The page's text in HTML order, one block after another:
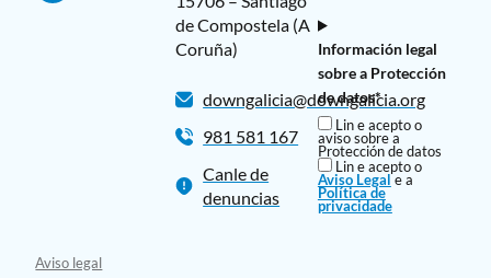
de Compostela (A
Coruña)
downgalicia@downgalicia.org
981 581 167
Canle de
denuncias
Información legal
sobre a Protección
de datos*
Lin e acepto o
aviso sobre a
Protección de datos
Lin e acepto o
Aviso Legale a
Política de
privacidade
Aviso legal